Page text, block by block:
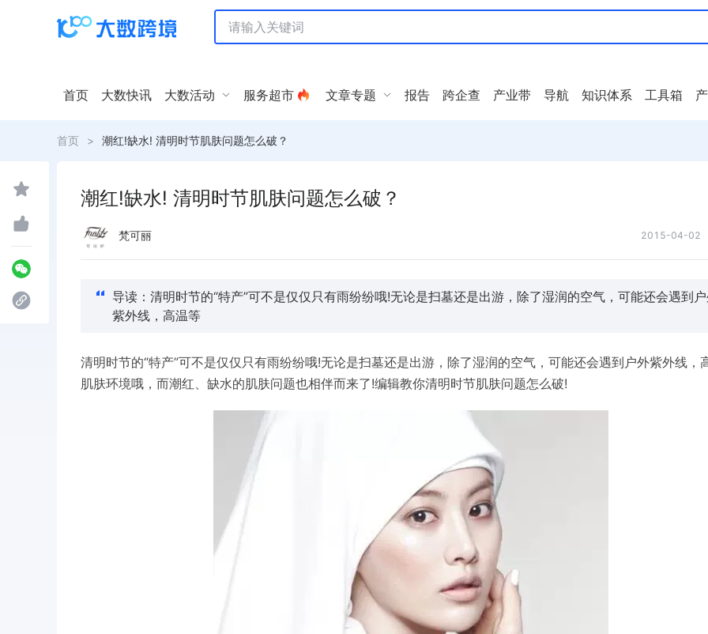
首页 大数快讯 大数活动 服务超市 文章专题 报告 跨企查 产业带 导航 知识体系 工具箱
首页 > 潮红!缺水! 清明时节肌肤问题怎么破？
潮红!缺水! 清明时节肌肤问题怎么破？
梵可丽 2015-04-02
导读：清明时节的“特产”可不是仅仅只有雨纷纷哦!无论是扫墓还是出游，除了湿润的空气，可能还会遇到
紫外线，高温等
清明时节的“特产”可不是仅仅只有雨纷纷哦!无论是扫墓还是出游，除了湿润的空气，可能还会遇到户外紫外线，
肌肤环境哦，而潮红、缺水的肌肤问题也相伴而来了!编辑教你清明时节肌肤问题怎么破!